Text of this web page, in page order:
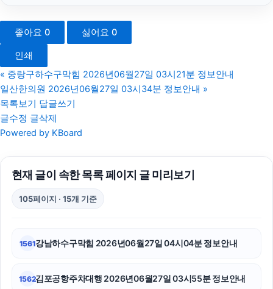
광진하수구막힘
서초이혼전문변호사
송파하수구막힘
좋아요 0 싫어요 0
인쇄
« 중랑구하수구막힘 2026년06월27일 03시21분 정보안내
일산한의원 2026년06월27일 03시34분 정보안내 »
목록보기 답글쓰기
글수정 글삭제
Powered by KBoard
현재 글이 속한 목록 페이지 글 미리보기
105페이지 · 15개 기준
1561강남하수구막힘 2026년06월27일 04시04분 정보안내
1562김포공항주차대행 2026년06월27일 03시55분 정보안내